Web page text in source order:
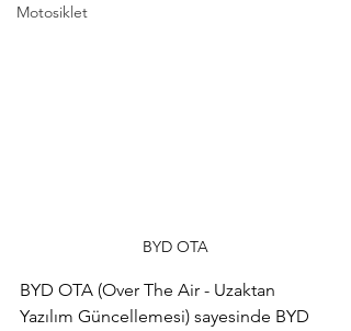
Motosiklet
BYD OTA
BYD OTA (Over The Air - Uzaktan
Yazılım Güncellemesi) sayesinde BYD